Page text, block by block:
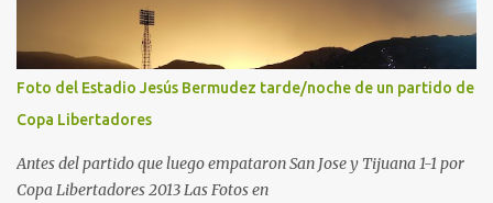
Foto del Estadio Jesús Bermudez tarde/noche de un partido de
Copa Libertadores
Antes del partido que luego empataron San Jose y Tijuana 1-1 por
Copa Libertadores 2013 Las Fotos en